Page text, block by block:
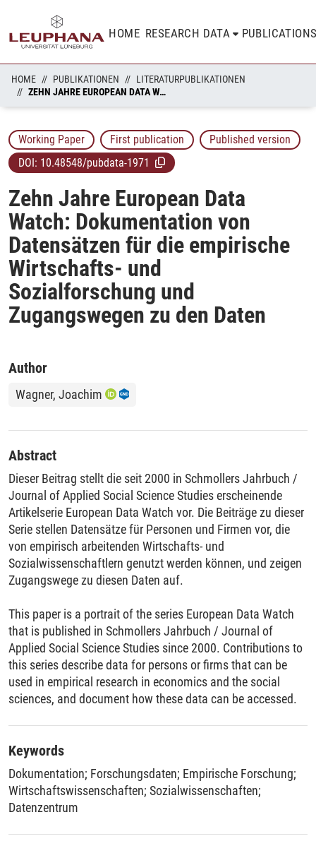
HOME RESEARCH DATA
HOME PUBLIKATIONEN
LITERATURPUBLIKATIONEN
ZEHN JAHRE EUROPEAN DATA WATCH: DOKUMENTATION VON DATENSÄTZEN FÜR DIE EMPIRISCHE WIRTSCHAFTS- UND SOZIALFORSCHUNG UND ZUGANGSWEGEN ZU DEN DATEN
Working Paper First publication
Published version
DOI: 10.48548/pubdata-1971
Zehn Jahre European Data
Watch: Dokumentation von
Datensätzen für die empirische
Wirtschafts- und
Sozialforschung und
Zugangswegen zu den Daten
Author
Wagner, Joachim
Abstract
Dieser Beitrag stellt die seit 2000 in Schmollers Jahrbuch /
Journal of Applied Social Science Studies erscheinende
Artikelserie European Data Watch vor. Die Beiträge zu dieser
Serie stellen Datensätze für Personen und Firmen vor, die
von empirisch arbeitenden Wirtschafts- und
Sozialwissenschaftlern genutzt werden können, und zeigen
Zugangswege zu diesen Daten auf.
This paper is a portrait of the series European Data Watch
that is published in Schmollers Jahrbuch / Journal of
Applied Social Science Studies since 2000. Contributions to
this series describe data for persons or firms that can be
used in empirical research in economics and the social
sciences, and document how these data can be accessed.
Keywords
Dokumentation; Forschungsdaten; Empirische Forschung;
Wirtschaftswissenschaften; Sozialwissenschaften;
Datenzentrum